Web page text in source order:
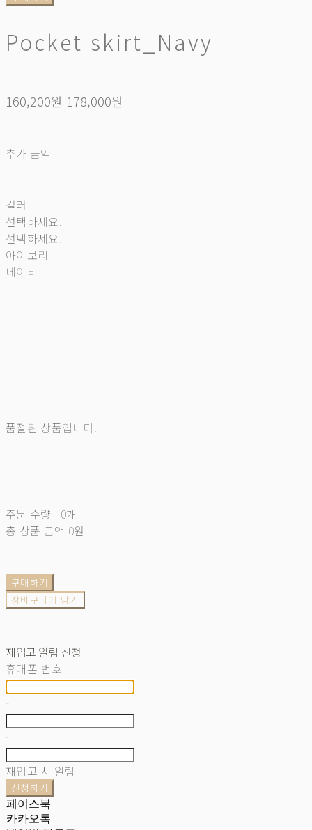
Pocket skirt_Navy
160,200원 178,000원
추가 금액
컬러
선택하세요.
선택하세요.
아이보리
네이비
품절된 상품입니다.
주문 수량
0개
총 상품 금액 0원
구매하기
장바구니에 담기
재입고 알림 신청
휴대폰 번호
-
-
재입고 시 알림
신청하기
페이스북
카카오톡